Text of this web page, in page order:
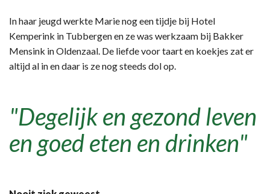
In haar jeugd werkte Marie nog een tijdje bij Hotel
Kemperink in Tubbergen en ze was werkzaam bij Bakker
Mensink in Oldenzaal. De liefde voor taart en koekjes zat er
altijd al in en daar is ze nog steeds dol op.
"Degelijk en gezond leven
en goed eten en drinken"